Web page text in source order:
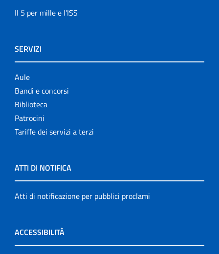
Il 5 per mille e l'ISS
SERVIZI
Aule
Bandi e concorsi
Biblioteca
Patrocini
Tariffe dei servizi a terzi
ATTI DI NOTIFICA
Atti di notificazione per pubblici proclami
ACCESSIBILITÀ